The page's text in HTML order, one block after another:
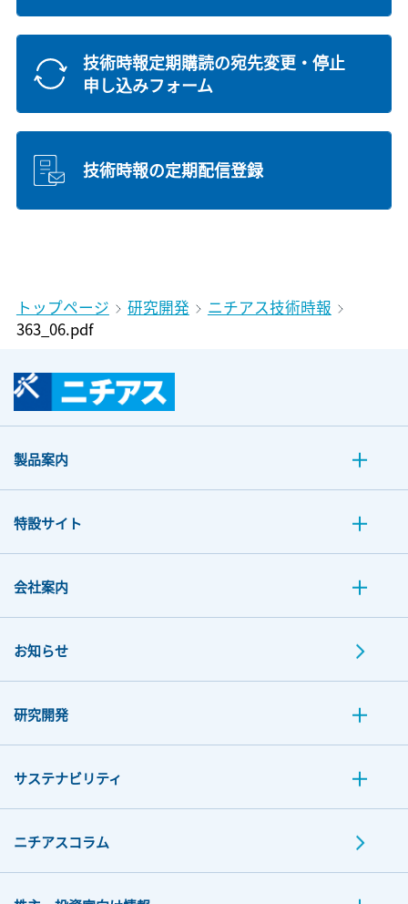
技術時報定期購読の宛先変更・停止
申し込みフォーム
技術時報の定期配信登録
トップページ 研究開発
ニチアス技術時報
363_06.pdf
製品案内
特設サイト
会社案内
お知らせ
研究開発
サステナビリティ
ニチアスコラム